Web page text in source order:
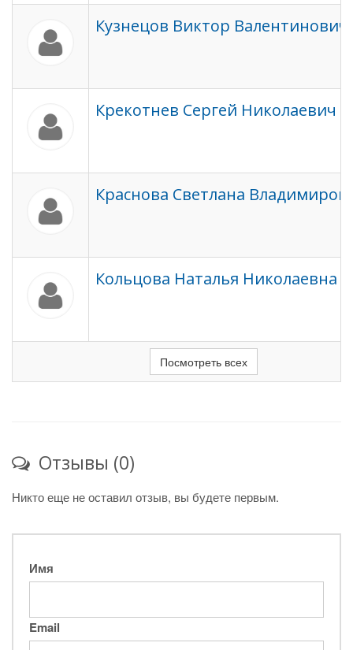
Кузнецов Виктор Валентинович
Крекотнев Сергей Николаевич
Краснова Светлана
Кольцова Наталья Николаевна
Посмотреть всех
Отзывы (0)
Никто еще не оставил отзыв, вы будете первым.
Имя
Email